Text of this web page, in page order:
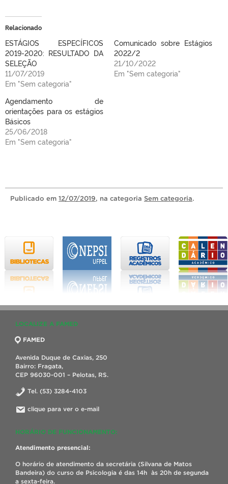
Relacionado
ESTÁGIOS ESPECÍFICOS
2019-2020: RESULTADO DA
SELEÇÃO
11/07/2019
Em "Sem categoria"
Comunicado sobre Estágios
2022/2
21/10/2022
Em "Sem categoria"
Agendamento de
orientações para os estágios
Básicos
25/06/2018
Em "Sem categoria"
Publicado em 12/07/2019, na categoria Sem categoria.
LOCALIZE A FAMED
FAMED
Avenida Duque de Caxias, 250
Bairro: Fragata,
CEP 96030-001 – Pelotas, RS.
Tel. (53) 3284-4103
clique para ver o e-mail
HORÁRIO DE FUNCIONAMENTO:
Atendimento presencial:
O horário de atendimento da secretária (Silvana de Matos
Bandeira) do curso de Psicologia é das 14h às 20h de segunda
a sexta-feira.